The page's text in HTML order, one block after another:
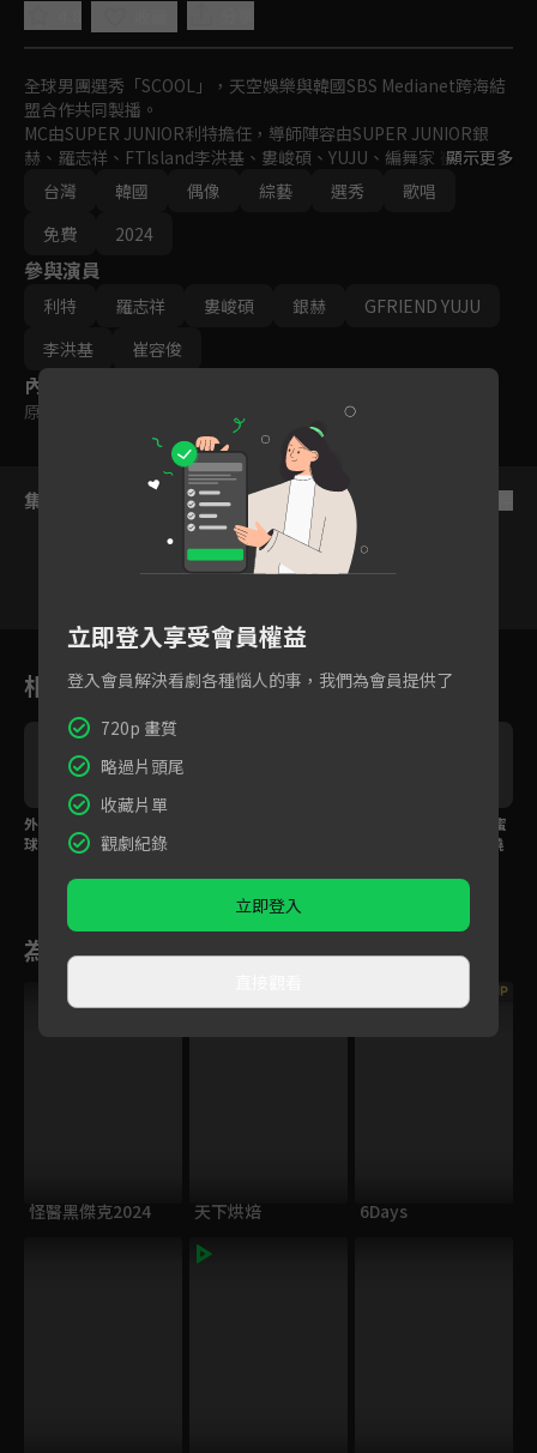
全球男團選秀「SCOOL」，天空娛樂與韓國SBS Medianet跨海結
盟合作共同製播。
MC由SUPER JUNIOR利特擔任，導師陣容由SUPER JUNIOR銀
赫、羅志祥、FTIsland李洪基、婁峻碩、YUJU、編舞家 崔容俊所
組成。
史無前例的夢幻卡司，共同打造全球新指標偶像男團。
顯示更多
台灣
韓國 偶像 綜藝 選秀
歌唱
免費
2024
參與演員
利特 羅志祥 婁峻碩 銀赫
GFRIEND YUJU
李洪基
崔容俊
內容標籤
原創
集數列表
2 3
相關花絮
外星小熊男孩降落地
球！'GUMMY BEAR'又
'Oh My Girl!'舞台甜蜜
加載中！會唱跳又會饒
為您推薦
怪醫黑傑克2024 天下烘焙
VIP
6Days
立即登入享受會員權益
登入會員解決看劇各種惱人的事，我們為會員提供了
720p 畫質
略過片頭尾
收藏片單
觀劇紀錄
立即登入